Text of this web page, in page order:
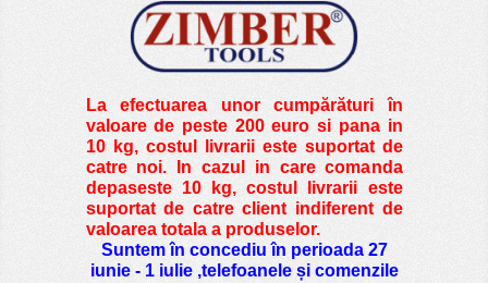
La efectuarea unor cumpărături în
valoare de peste200 euro si pana in
10 kg, costul livrarii este suportat de
catre noi. In cazul in care comanda
depaseste 10 kg, costul livrarii este
suportat de catre client indiferent de
valoarea totala a produselor.
Suntem în concediu în perioada 27
iunie - 1 iulie ,telefoanele și comenzile